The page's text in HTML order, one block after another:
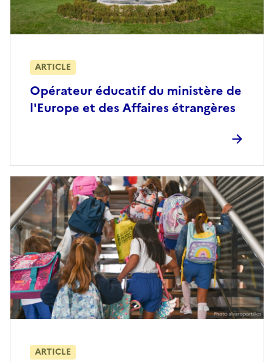
Opérateur éducatif du ministère de
l'Europe et des Affaires étrangères
ARTICLE
ARTICLE